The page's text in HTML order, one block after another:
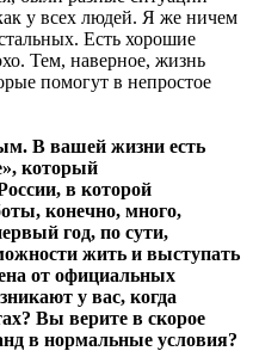
у всех людей. Я же ничем
Есть хорошие
Тем, наверное, жизнь
помогут в непростое
В вашей жизни есть
который
в которой
конечно, много,
год, по сути,
жить и выступать
от официальных
у вас, когда
Вы верите в скорое
в нормальные условия?